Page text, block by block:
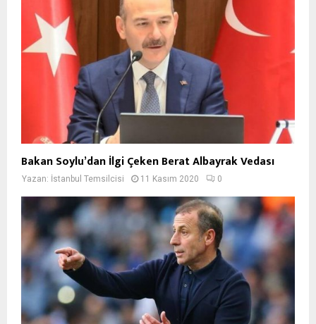
Bakan Soylu’dan İlgi Çeken Berat Albayrak Vedası
Yazan: İstanbul Temsilcisi 11 Kasım 2020 0